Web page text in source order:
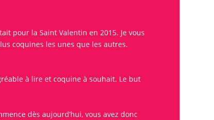
pour la Saint Valentin en 2015. Je vous
coquines les unes que les autres.
à lire et coquine à souhait. Le but
dès aujourd’hui, vous avez donc